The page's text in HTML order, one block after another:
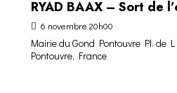
RYAD BAAX – Sort de
6 novembre 20h00
Mairie du Gond Pontouvre Pl. de
Pontouvre, France